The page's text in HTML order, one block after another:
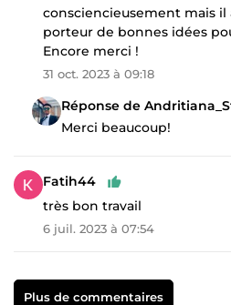
consciencieusement mais
porteur de bonnes idées
Encore merci !
31 oct. 2023 à 09:18
Réponse de
Merci beaucoup!
Fatih44
très bon travail
6 juil. 2023 à 07:54
Plus de commentaires